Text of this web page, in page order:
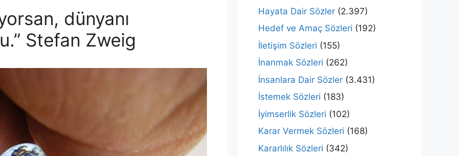
dünyanı
Stefan Zweig
Hayata Dair Sözler (2.397)
Hedef ve Amaç Sözleri (192)
İletişim Sözleri (155)
İnanmak Sözleri (262)
İnsanlara Dair Sözler (3.431)
İstemek Sözleri (183)
İyimserlik Sözleri (102)
Karar Vermek Sözleri (168)
Kararlılık Sözleri (342)